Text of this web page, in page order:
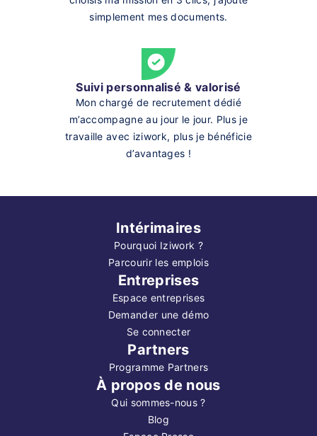
simplement mes documents.
Suivi personnalisé & valorisé
Mon chargé de recrutement dédié
m’accompagne au jour le jour. Plus je
travaille avec iziwork, plus je bénéficie
d’avantages !
Intérimaires
Pourquoi Iziwork ?
Parcourir les emplois
Entreprises
Espace entreprises
Demander une démo
Se connecter
Partners
Programme Partners
À propos de nous
Qui sommes-nous ?
Blog